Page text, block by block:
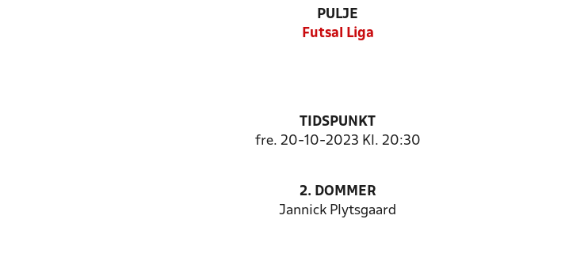
PULJE
Futsal Liga
TIDSPUNKT
fre. 20-10-2023 Kl. 20:30
2. DOMMER
Jannick Plytsgaard